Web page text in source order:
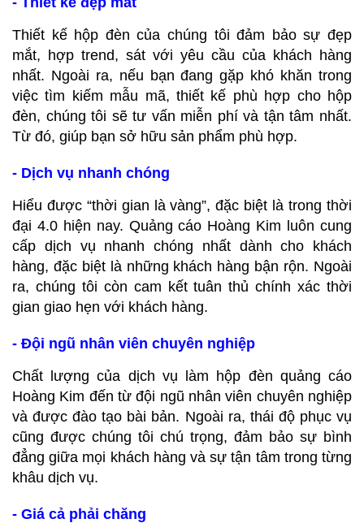
Thiết kế hộp đèn của chúng tôi đảm bảo sự đẹp
mắt, hợp trend, sát với yêu cầu của khách hàng
nhất. Ngoài ra, nếu bạn đang gặp khó khăn trong
việc tìm kiếm mẫu mã, thiết kế phù hợp cho hộp
đèn, chúng tôi sẽ tư vấn miễn phí và tận tâm nhất.
Từ đó, giúp bạn sở hữu sản phẩm phù hợp.
- Dịch vụ nhanh chóng
Hiểu được “thời gian là vàng”, đặc biệt là trong thời
đại 4.0 hiện nay. Quảng cáo Hoàng Kim luôn cung
cấp dịch vụ nhanh chóng nhất dành cho khách
hàng, đặc biệt là những khách hàng bận rộn. Ngoài
ra, chúng tôi còn cam kết tuân thủ chính xác thời
gian giao hẹn với khách hàng.
- Đội ngũ nhân viên chuyên nghiệp
Chất lượng của dịch vụ làm hộp đèn quảng cáo
Hoàng Kim đến từ đội ngũ nhân viên chuyên nghiệp
và được đào tạo bài bản. Ngoài ra, thái độ phục vụ
cũng được chúng tôi chú trọng, đảm bảo sự bình
đẳng giữa mọi khách hàng và sự tận tâm trong từng
khâu dịch vụ.
- Giá cả phải chăng